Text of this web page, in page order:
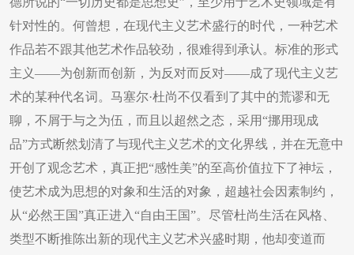
针对性的。何曾想，在现代主义艺术盛行的时代，一种艺术
作品若不跟其他艺术作品较劲，很难得到承认。标准的形式
主义——为创新而创新，为反对而反对——成了现代主义艺
术的某种代名词。马塞尔·杜尚不仅看到了其中的荒谬和无
聊，不屑于与之为伍，而且以超然之态，采用“挪用现成
品”方式断然划清了与现代主义艺术的文化界线，并在无意中
开创了观念艺术，真正把“感性美”的至高价值拉下了神坛，
使艺术成为思想的对象和生活的对象，超越社会因素制约，
从“必然王国”真正进入“自由王国”。尽管杜尚生活在风格、
类型不断推陈出新的现代主义艺术兴盛时期，他却变道而